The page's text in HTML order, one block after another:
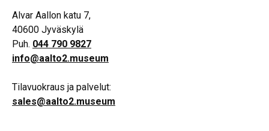
Alvar Aallon katu 7,
40600 Jyväskylä
Puh. 044 790 9827
info@aalto2.museum
Tilavuokraus ja palvelut:
sales@aalto2.museum